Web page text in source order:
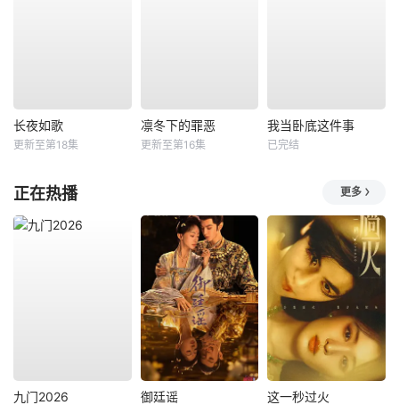
长夜如歌
更新至第18集
凛冬下的罪恶
更新至第16集
我当卧底这件事
已完结
正在热播 更多
九门2026 御廷谣 这一秒过火